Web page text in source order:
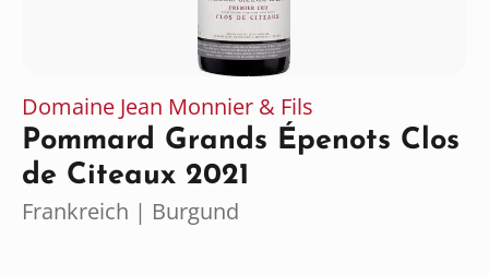
Domaine Jean Monnier & Fils
Pommard Grands Épenots Clos
de Citeaux 2021
Frankreich | Burgund